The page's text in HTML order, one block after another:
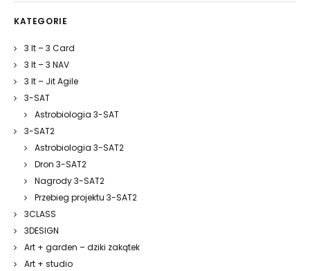
KATEGORIE
3 It – 3 Card
3 It – 3 NAV
3 It – Jit Agile
3-SAT
Astrobiologia 3-SAT
3-SAT2
Astrobiologia 3-SAT2
Dron 3-SAT2
Nagrody 3-SAT2
Przebieg projektu 3-SAT2
3CLASS
3DESIGN
Art + garden – dziki zakątek
Art + studio